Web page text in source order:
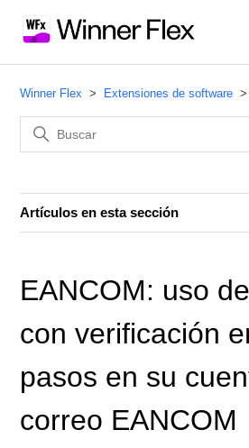
Winner Flex Extensiones de software
Artículos en esta sección
EANCOM: uso
con verificación
pasos en su
correo EANCOM